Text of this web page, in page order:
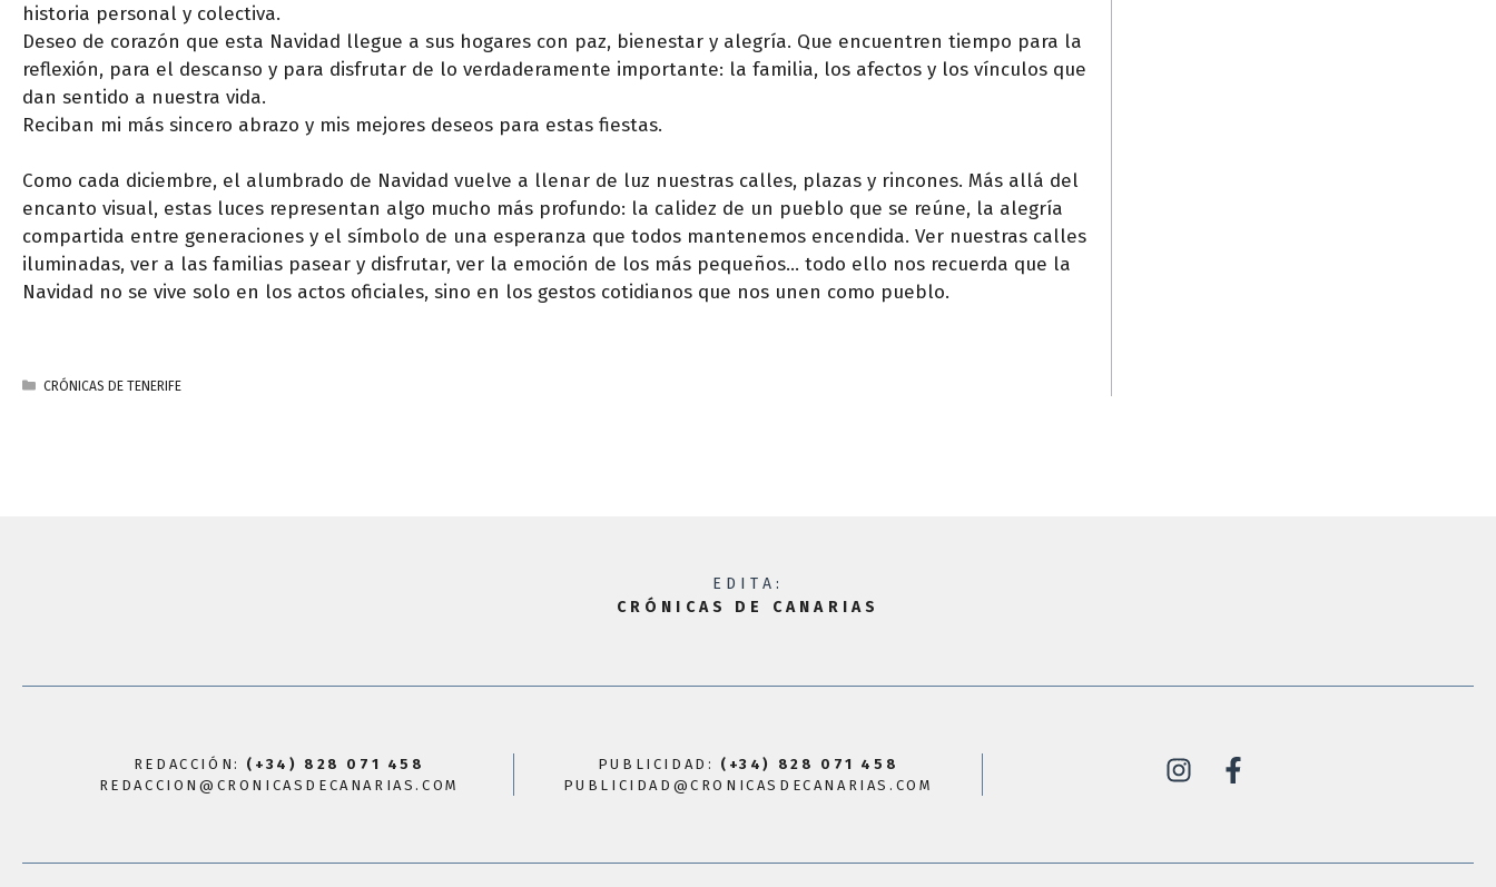
historia personal y colectiva.
Deseo de corazón que esta Navidad llegue a sus hogares con paz, bienestar y alegría. Que encuentren tiempo para la
reflexión, para el descanso y para disfrutar de lo verdaderamente importante: la familia, los afectos y los vínculos que
dan sentido a nuestra vida.
Reciban mi más sincero abrazo y mis mejores deseos para estas fiestas.
Como cada diciembre, el alumbrado de Navidad vuelve a llenar de luz nuestras calles, plazas y rincones. Más allá del
encanto visual, estas luces representan algo mucho más profundo: la calidez de un pueblo que se reúne, la alegría
compartida entre generaciones y el símbolo de una esperanza que todos mantenemos encendida. Ver nuestras calles
iluminadas, ver a las familias pasear y disfrutar, ver la emoción de los más pequeños… todo ello nos recuerda que la
Navidad no se vive solo en los actos oficiales, sino en los gestos cotidianos que nos unen como pueblo.
CATEGORÍAS
CRÓNICAS DE TENERIFE
EDITA:
CRÓNICAS DE CANARIAS
REDACCIÓN: (+34) 828 071 458
REDACCION@CRONICASDECANARIAS.COM
PUBLICIDAD: (+34) 828 071 458
PUBLICIDAD@CRONICASDECANARIAS.COM